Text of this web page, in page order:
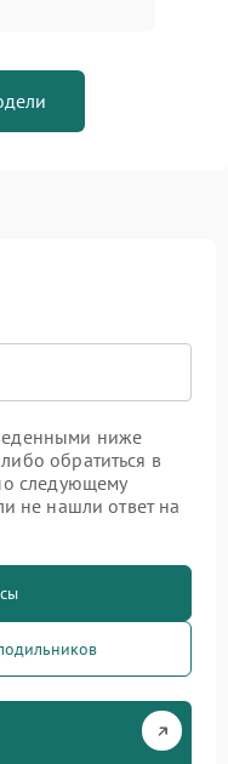
ниже
обратиться в
следующему
не нашли ответ на